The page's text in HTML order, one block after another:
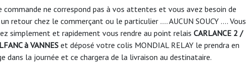
commande ne correspond pas à vos attentes et vous avez besoin de
retour chez le commerçant ou le particulier …. AUCUN SOUCY …. Vous
simplement et rapidement vous rendre au point relais CARLANCE 2 /
à VANNESet déposé votre colis MONDIAL RELAY le prendra en
dans la journée et ce chargera de la livraison au destinataire.